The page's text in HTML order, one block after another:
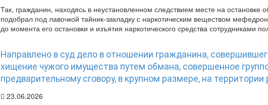
Так, гражданин, находясь в неустановленном следствием месте на остановке
подобрал под лавочкой тайник-закладку с наркотическим веществом
до момента его остановки и изъятия наркотического средства сотрудниками
Направлено в суд дело в отношении гражданина,
хищение чужого имущества путем обмана, совершенное
предварительному сговору, в крупном размере, на
23.06.2026